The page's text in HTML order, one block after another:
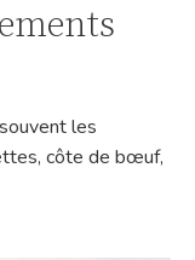
les
côte de bœuf,